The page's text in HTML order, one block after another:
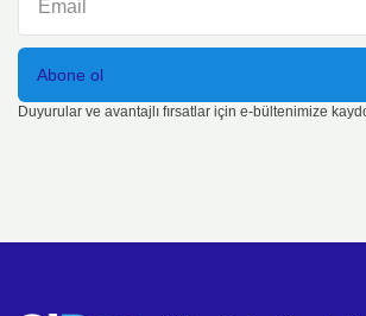
Abone ol
Duyurular ve avantajlı fırsatlar için e-bültenimize